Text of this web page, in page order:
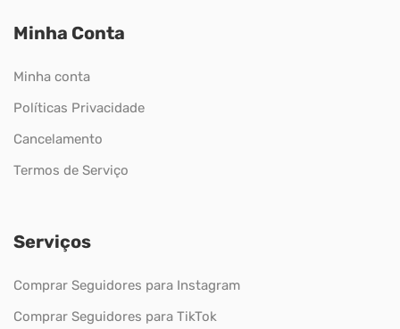
Minha Conta
Minha conta
Políticas Privacidade
Cancelamento
Termos de Serviço
Serviços
Comprar Seguidores para Instagram
Comprar Seguidores para TikTok